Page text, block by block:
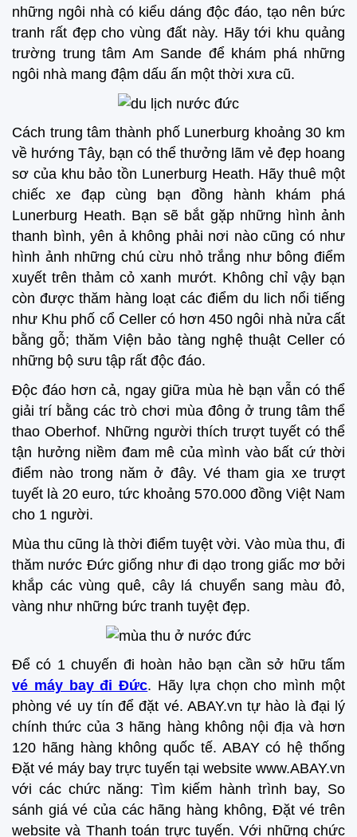
những ngôi nhà có kiểu dáng độc đáo, tạo nên bức
tranh rất đẹp cho vùng đất này. Hãy tới khu quảng
trường trung tâm Am Sande để khám phá những
ngôi nhà mang đậm dấu ấn một thời xưa cũ.
Cách trung tâm thành phố Lunerburg khoảng 30 km
về hướng Tây, bạn có thể thưởng lãm vẻ đẹp hoang
sơ của khu bảo tồn Lunerburg Heath. Hãy thuê một
chiếc xe đạp cùng bạn đồng hành khám phá
Lunerburg Heath. Bạn sẽ bắt gặp những hình ảnh
thanh bình, yên ả không phải nơi nào cũng có như
hình ảnh những chú cừu nhỏ trắng như bông điểm
xuyết trên thảm cỏ xanh mướt. Không chỉ vậy bạn
còn được thăm hàng loạt các điểm du lich nổi tiếng
như Khu phố cổ Celler có hơn 450 ngôi nhà nửa cất
bằng gỗ; thăm Viện bảo tàng nghệ thuật Celler có
những bộ sưu tập rất độc đáo.
Độc đáo hơn cả, ngay giữa mùa hè bạn vẫn có thể
giải trí bằng các trò chơi mùa đông ở trung tâm thể
thao Oberhof. Những người thích trượt tuyết có thể
tận hưởng niềm đam mê của mình vào bất cứ thời
điểm nào trong năm ở đây. Vé tham gia xe trượt
tuyết là 20 euro, tức khoảng 570.000 đồng Việt Nam
cho 1 người.
Mùa thu cũng là thời điểm tuyệt vời. Vào mùa thu, đi
thăm nước Đức giống như đi dạo trong giấc mơ bởi
khắp các vùng quê, cây lá chuyển sang màu đỏ,
vàng như những bức tranh tuyệt đẹp.
Để có 1 chuyến đi hoàn hảo bạn cần sở hữu tấm
vé máy bay đi Đức. Hãy lựa chọn cho mình một
phòng vé uy tín để đặt vé. ABAY.vn tự hào là đại lý
chính thức của 3 hãng hàng không nội địa và hơn
120 hãng hàng không quốc tế. ABAY có hệ thống
Đặt vé máy bay trực tuyến tại website www.ABAY.vn
với các chức năng: Tìm kiếm hành trình bay, So
sánh giá vé của các hãng hàng không, Đặt vé trên
website và Thanh toán trực tuyến. Với những chức